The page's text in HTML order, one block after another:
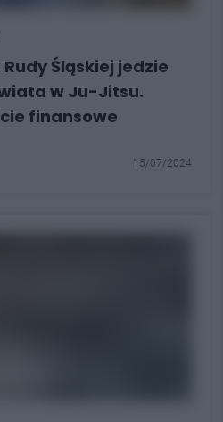
Śląskiej jedzie
w Ju-Jitsu.
finansowe
15/07/2024